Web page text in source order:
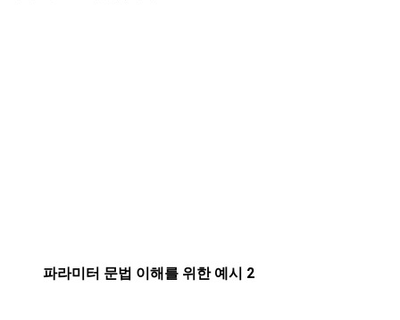
파라미터 문법 이해를 위한 예시 2